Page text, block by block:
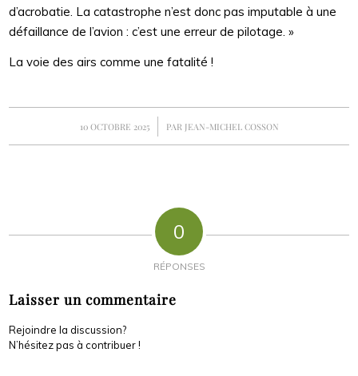
d’acrobatie. La catastrophe n’est donc pas imputable à une
défaillance de l’avion : c’est une erreur de pilotage. »
La voie des airs comme une fatalité !
10 OCTOBRE 2025
/ PAR JEAN-MICHEL COSSON
0
RÉPONSES
Laisser un commentaire
Rejoindre la discussion?
N’hésitez pas à contribuer !